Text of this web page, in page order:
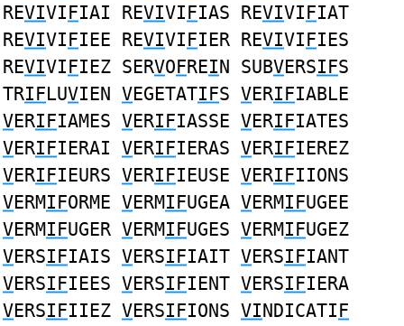
REVIVIFIAI REVIVIFIAS REVIVIFIAT
REVIVIFIEE REVIVIFIER REVIVIFIES
REVIVIFIEZ SERVOFREIN SUBVERSIFS
TRIFLUVIEN VEGETATIFS VERIFIABLE
VERIFIAMES VERIFIASSE VERIFIATES
VERIFIERAI VERIFIERAS VERIFIEREZ
VERIFIEURS VERIFIEUSE VERIFIIONS
VERMIFORME VERMIFUGEA VERMIFUGEE
VERMIFUGER VERMIFUGES VERMIFUGEZ
VERSIFIAIS VERSIFIAIT VERSIFIANT
VERSIFIEES VERSIFIENT VERSIFIERA
VERSIFIIEZ VERSIFIONS VINDICATIF